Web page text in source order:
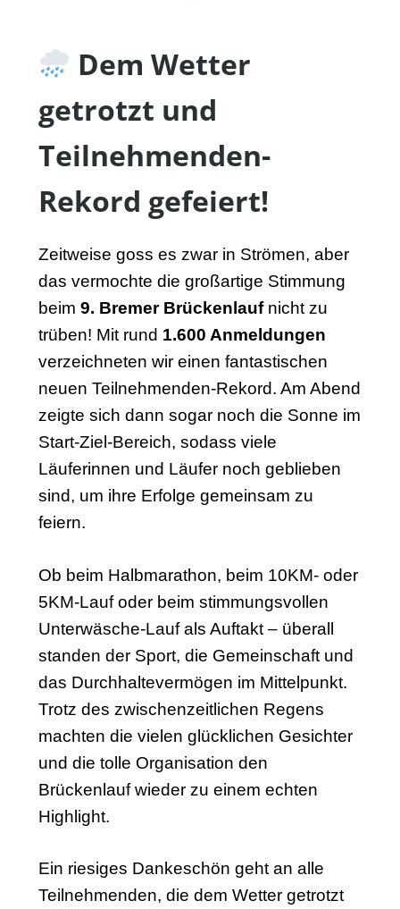
Dem Wetter
getrotzt und
Teilnehmenden-
Rekord gefeiert!
Zeitweise goss es zwar in Strömen, aber
das vermochte die großartige Stimmung
beim 9. Bremer Brückenlaufnicht zu
trüben! Mit rund 1.600 Anmeldungen
verzeichneten wir einen fantastischen
neuen Teilnehmenden-Rekord. Am Abend
zeigte sich dann sogar noch die Sonne im
Start-Ziel-Bereich, sodass viele
Läuferinnen und Läufer noch geblieben
sind, um ihre Erfolge gemeinsam zu
feiern.
Ob beim Halbmarathon, beim 10KM- oder
5KM-Lauf oder beim stimmungsvollen
Unterwäsche-Lauf als Auftakt – überall
standen der Sport, die Gemeinschaft und
das Durchhaltevermögen im Mittelpunkt.
Trotz des zwischenzeitlichen Regens
machten die vielen glücklichen Gesichter
und die tolle Organisation den
Brückenlauf wieder zu einem echten
Highlight.
Ein riesiges Dankeschön geht an alle
Teilnehmenden, die dem Wetter getrotzt